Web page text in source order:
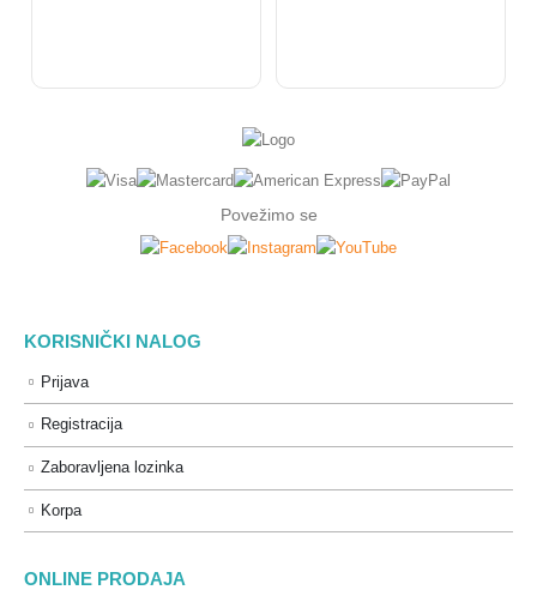
Povežimo se
KORISNIČKI NALOG
Prijava
Registracija
Zaboravljena lozinka
Korpa
ONLINE PRODAJA